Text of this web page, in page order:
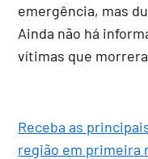
emergência, mas
Ainda não há
vítimas que
Receba as
região em primeira